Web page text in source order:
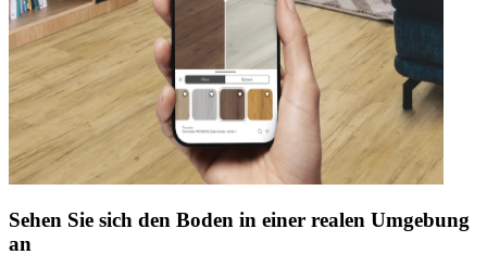
Sehen Sie sich den Boden in einer realen Umgebung
an